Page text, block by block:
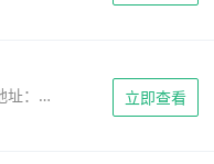
更多H游 #绅士导航 下载地址：https://unzxayw.com 剧情简介 男主是一名独居且勤奋的男性。 某天，他在滑手机时不慎点击了某个神秘应用程式的广告，接连而来的不幸使他在短短一夜之间失去了全部财产。 无家可归的…… 立即查看